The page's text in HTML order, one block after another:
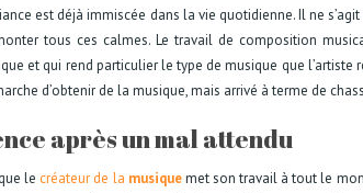
est déjà immiscée dans la vie quotidienne. Il ne
tous ces calmes. Le travail de composition
et qui rend particulier le type de musique que l’artiste
d’obtenir de la musique, mais arrivé à terme de
après un mal attendu
le créateur de la musiquemet son travail à tout le